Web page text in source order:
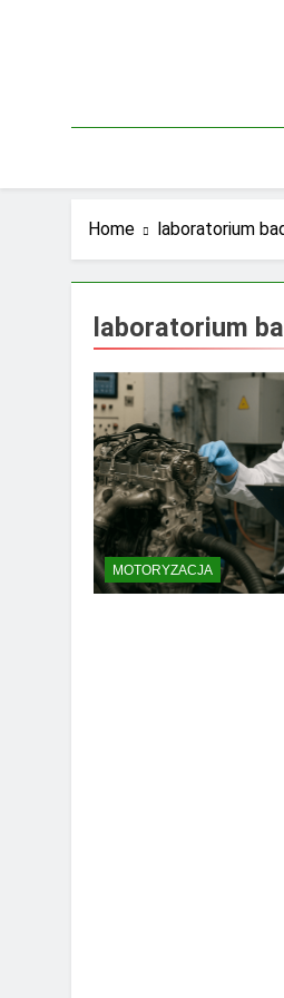
Home laboratorium
laboratorium
MOTORYZACJA